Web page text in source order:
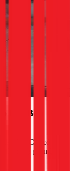
Đặt Bồn
tại TPHCM có
là bảng giá một